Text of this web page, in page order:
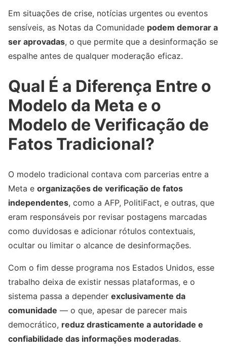
Em situações de crise, notícias urgentes ou eventos
sensíveis, as Notas da Comunidade podem demorar a
ser aprovadas, o que permite que a desinformação se
espalhe antes de qualquer moderação eficaz.
Qual É a Diferença Entre o
Modelo da Meta e o
Modelo de Verificação de
Fatos Tradicional?
O modelo tradicional contava com parcerias entre a
Meta e organizações de verificação de fatos
independentes, como a AFP, PolitiFact, e outras, que
eram responsáveis por revisar postagens marcadas
como duvidosas e adicionar rótulos contextuais,
ocultar ou limitar o alcance de desinformações.
Com o fim desse programa nos Estados Unidos, esse
trabalho deixa de existir nessas plataformas, e o
sistema passa a depender exclusivamente da
comunidade — o que, apesar de parecer mais
democrático, reduz drasticamente a autoridade e
confiabilidade das informações moderadas.